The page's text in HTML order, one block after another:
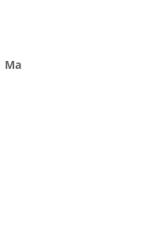
Ma